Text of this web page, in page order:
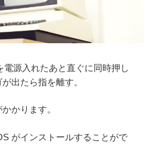
電源入れたあと直ぐに同時押し
出たら指を離す。
かります。
がインストールすることがで